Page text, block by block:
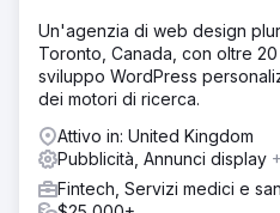
Un'agenzia di web design
Toronto, Canada, con oltre
sviluppo WordPress
dei motori di ricerca.
Attivo in: United Kingdom
Pubblicità, Annunci display
Fintech, Servizi medici e